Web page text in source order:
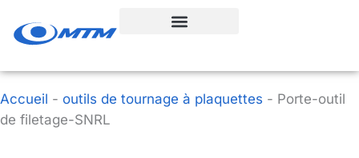
au
Accueil - outils de tournage à plaquettes - Porte-outil
de filetage-SNRL